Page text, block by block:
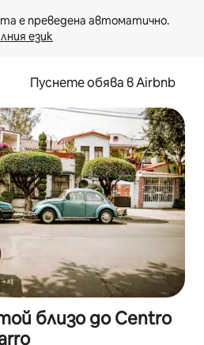
език
Пуснете обява в Airbnb
близо до Centro